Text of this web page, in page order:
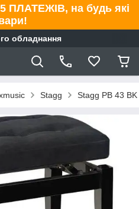
ПЛАТЕЖІВ, на будь які
обладнання
Stagg Stagg PB 43